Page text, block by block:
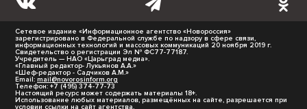
Сетевое издание «Информационное агентство «Новороссия»
зарегистрировано в Федеральной службе по надзору в сфере связи,
информационных технологий и массовых коммуникаций 20 ноября 2019 г.
Свидетельство о регистрации Эл № ФС77-77187.
Учредитель — НАО «Царьград медиа».
«Главный редактор- Лукьянов А.А.»
«Шеф-редактор - Садчиков А.М.»
Email: mail@novorosinform.org
Телефон: +7 (495) 374-77-73
Настоящий ресурс может содержать материалы 18+.
Использование любых материалов, размещённых на сайте, разрешается при
условии ссылки на сайт агентства.